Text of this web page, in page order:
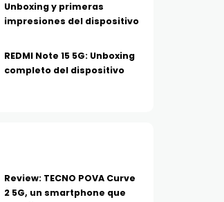
Unboxing y primeras
impresiones del dispositivo
REDMI Note 15 5G: Unboxing
completo del dispositivo
Review: TECNO POVA Curve
2 5G, un smartphone que